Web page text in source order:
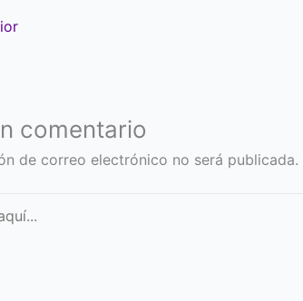
comentario
de correo electrónico no será publicada.